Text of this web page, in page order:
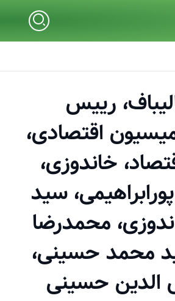
رییس
اقتصادی،
خاندوزی،
سید
محمدرضا
محمد حسینی،
حسینی